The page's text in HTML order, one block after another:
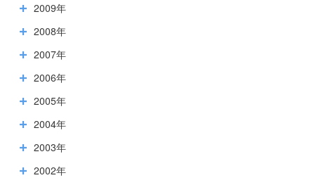
2009年
2008年
2007年
2006年
2005年
2004年
2003年
2002年